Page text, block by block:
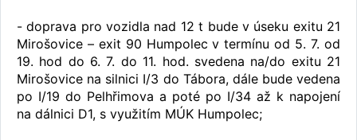
- doprava pro vozidla nad 12 t bude v úseku exitu 21
Mirošovice – exit 90 Humpolec v termínu od 5. 7. od
19. hod do 6. 7. do 11. hod. svedena na/do exitu 21
Mirošovice na silnici I/3 do Tábora, dále bude vedena
po I/19 do Pelhřimova a poté po I/34 až k napojení
na dálnici D1, s využitím MÚK Humpolec;